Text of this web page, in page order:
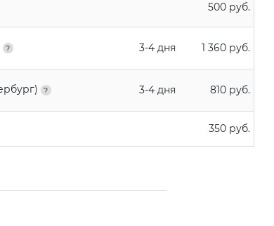
500 руб.
3-4 дня 1 360 руб.
3-4 дня 810 руб.
350 руб.